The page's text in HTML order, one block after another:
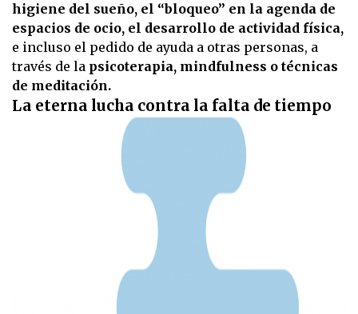
higiene del sueño, el “bloqueo” en la agenda de
espacios de ocio, el desarrollo de actividad física,
e incluso el pedido de ayuda a otras personas, a
través de la psicoterapia, mindfulness o técnicas
de meditación.
La eterna lucha contra la falta de tiempo